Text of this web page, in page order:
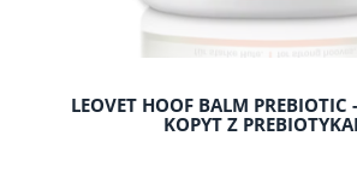
LEOVET HOOF BALM PREBIOTIC
KOPYT Z